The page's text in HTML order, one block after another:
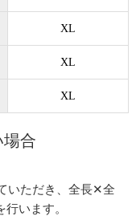
XL
XL
XL
場合
いただき、全長✕全
います。